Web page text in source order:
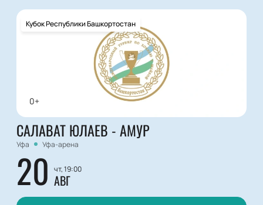
0+
Кубок Республики Башкортостан
САЛАВАТ ЮЛАЕВ - АМУР
Уфа Уфа-арена
20 чт, 19:00
АВГ